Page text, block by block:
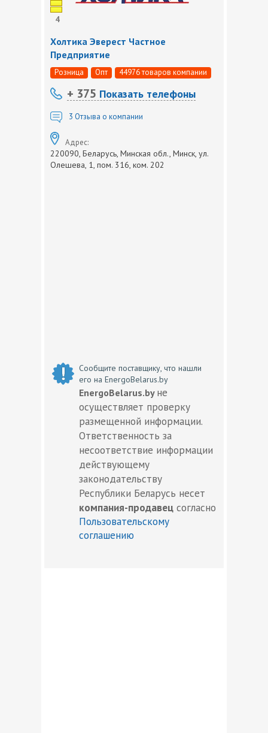
4
Холтика Эверест Частное
Предприятие
Розница Опт 44976 товаров компании
+ 375 Показать телефоны
3 Отзыва о компании
Адрес:
220090, Беларусь, Минская обл., Минск, ул.
Олешева, 1, пом. 316, ком. 202
Сообщите поставщику, что нашли
его на EnergoBelarus.by
EnergoBelarus.by не
осуществляет проверку
размещенной информации.
Ответственность за
несоответствие информации
действующему
законодательству
Республики Беларусь несет
компания-продавец согласно
Пользовательскому
соглашению